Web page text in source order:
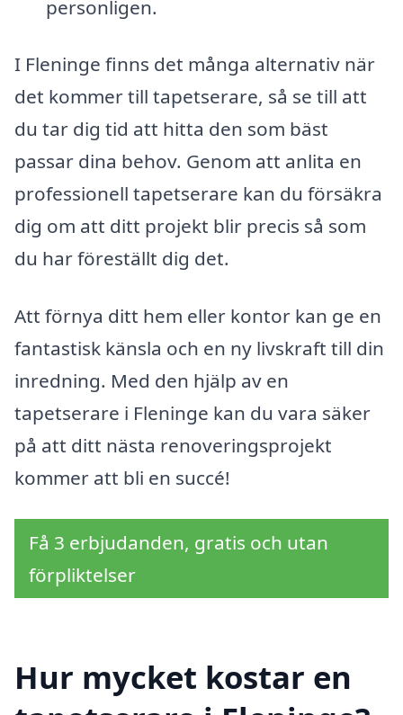
personligen.
I Fleninge finns det många alternativ när
det kommer till tapetserare, så se till att
du tar dig tid att hitta den som bäst
passar dina behov. Genom att anlita en
professionell tapetserare kan du försäkra
dig om att ditt projekt blir precis så som
du har föreställt dig det.
Att förnya ditt hem eller kontor kan ge en
fantastisk känsla och en ny livskraft till din
inredning. Med den hjälp av en
tapetserare i Fleninge kan du vara säker
på att ditt nästa renoveringsprojekt
kommer att bli en succé!
Få 3 erbjudanden, gratis och utan
förpliktelser
Hur mycket kostar en